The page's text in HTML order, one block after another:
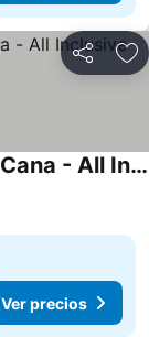
Compartir
Moon Palace The Grand - Punta Cana - All Inclusive
Ver precios